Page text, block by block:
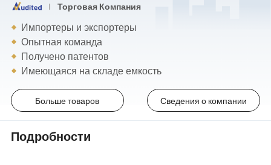
Торговая Компания
Импортеры и экспортеры
Опытная команда
Получено патентов
Имеющаяся на складе емкость
Больше товаров Сведения о компании
Подробности